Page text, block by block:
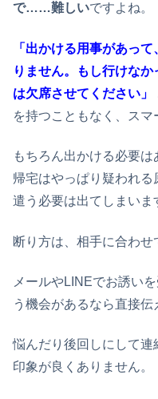
で……難しいですよね。
「出かける用事があっ
りません。もし行けな
は欠席させてください」
を持つこともなく、スマ
もちろん出かける必要
帰宅はやっぱり疑われ
遣う必要は出てしまいま
断り方は、相手に合わせ
メールやLINEでお誘い
う機会があるなら直接伝
悩んだり後回しにして連
印象が良くありません。